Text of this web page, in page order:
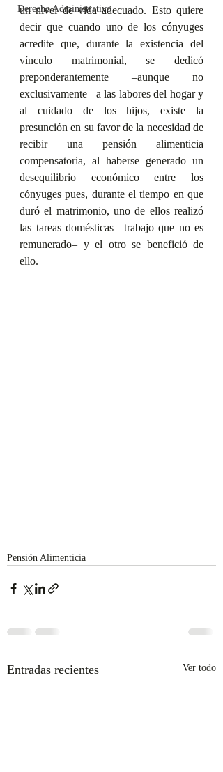
Derecho Administrativo
un nivel de vida adecuado. Esto quiere
decir que cuando uno de los cónyuges
acredite que, durante la existencia del
vínculo matrimonial, se dedicó
preponderantemente –aunque no
exclusivamente– a las labores del hogar y
al cuidado de los hijos, existe la
presunción en su favor de la necesidad de
recibir una pensión alimenticia
compensatoria, al haberse generado un
desequilibrio económico entre los
cónyuges pues, durante el tiempo en que
duró el matrimonio, uno de ellos realizó
las tareas domésticas –trabajo que no es
remunerado– y el otro se benefició de
ello.
Pensión Alimenticia
Entradas recientes Ver todo